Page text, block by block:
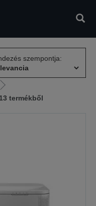
szempontja:
Következő
oldalra
termékből